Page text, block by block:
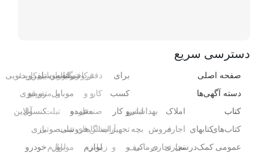
دسترسی سریع
صفحه اصلی
دسته آگهی‌ها
کتاب
کتاب‌های
عمومی
کتابهای
کمک‌درسی
املاک
اجاره
تجاری
فروش
تجاری
بهداشتی
،
درمانی
لباس
بچه
کیف
برای
کسب
و کار
تجهیزات
و
آرایشگاه
و
سالن‌های
زیبایی
دفتر
کار
صنعتی
فروشگاه
و
مغازه
کافی‌شاپ
و
رستوران
عمده
فروشی
لوازم
رایانه
موبایل
و
تبلت
موبایل
لوازم
موبایل
و
تبلت
سیم‌کارت
متفرقه
صوتی
و
تلفن
رومیزی
کنسول،
بازی‌
ویدئویی
و
آنلاین
خودرو